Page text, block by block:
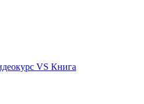
VS Книга